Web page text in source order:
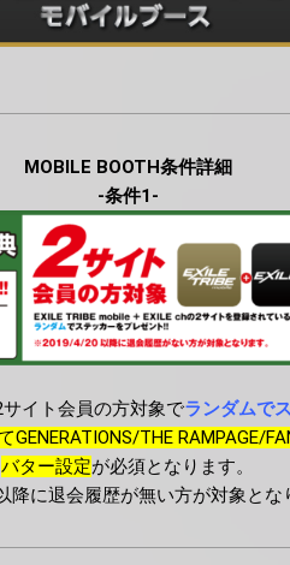
MOBILE BOOTH条件詳細
-条件1-
サイト会員の方対象でランダムで
THE RAMPAGE/
バター設定が必須となります。
降に退会履歴が無い方が対象とな